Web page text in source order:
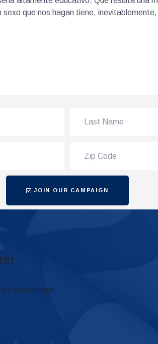
que nos hagan tiene,
JOIN OUR CAMPAIGN
by omar4judge